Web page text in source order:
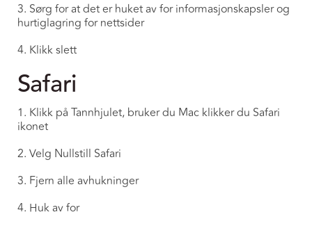
3. Sørg for at det er huket av for informasjonskapsler og
hurtiglagring for nettsider
4. Klikk slett
Safari
1. Klikk på Tannhjulet, bruker du Mac klikker du Safari
ikonet
2. Velg Nullstill Safari
3. Fjern alle avhukninger
4. Huk av for